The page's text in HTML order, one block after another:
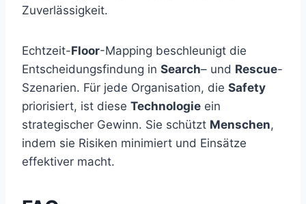
Zuverlässigkeit.
Echtzeit-Floor-Mapping beschleunigt die
Entscheidungsfindung in Search– und Rescue-
Szenarien. Für jede Organisation, die Safety
priorisiert, ist diese Technologie ein
strategischer Gewinn. Sie schützt Menschen,
indem sie Risiken minimiert und Einsätze
effektiver macht.